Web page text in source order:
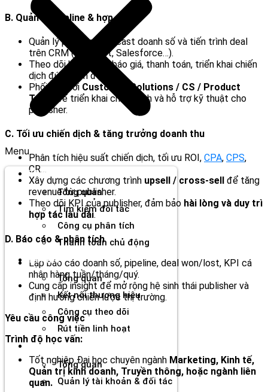
Menu
Thương hiệu
Tổng quan
Tìm kiếm đối tác
Công cụ phân tích
Thanh toán chủ động
Đối tác
Tổng quan
Kết nối thương hiệu
Công cụ theo dõi
Rút tiền linh hoạt
Agency
Tổng quan
Quản lý tài khoản & đối tác
B. Quản lý pipeline & hợp đồng
Quản lý pipeline, forecast doanh số và tiến trình deal
trên CRM (HubSpot, Salesforce…).
Theo dõi hợp đồng, báo giá, thanh toán, triển khai chiến
dịch đúng tiến độ.
Phối hợp với Customer Solutions / CS / Product
Team
để triển khai chiến dịch và hỗ trợ kỹ thuật cho
publisher.
C. Tối ưu chiến dịch & tăng trưởng doanh thu
Phân tích hiệu suất chiến dịch, tối ưu ROI, CPA, CPS,
CR…
Xây dựng các chương trình upsell / cross-sell
để tăng
revenue từ publisher.
Theo dõi KPI của publisher, đảm bảo hài lòng và duy trì
hợp tác lâu dài.
D. Báo cáo & phân tích
Lập báo cáo doanh số, pipeline, deal won/lost, KPI cá
nhân hàng tuần/tháng/quý.
Cung cấp insight để mở rộng hệ sinh thái publisher và
định hướng chiến lược thị trường.
Yêu cầu công việc
Trình độ học vấn:
Tốt nghiệp Đại học chuyên ngành Marketing, Kinh tế,
Quản trị kinh doanh, Truyền thông, hoặc ngành liên
quan.